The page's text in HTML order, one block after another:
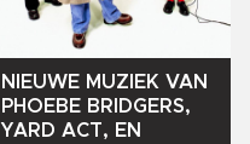
NIEUWE MUZIEK VAN
PHOEBE BRIDGERS,
YARD ACT, EN